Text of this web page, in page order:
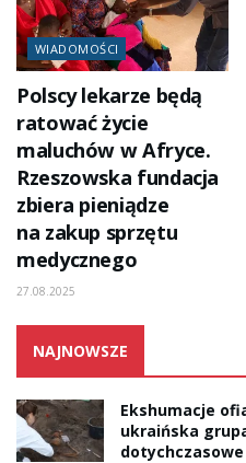
WIADOMOŚCI
Polscy lekarze będą
ratować życie
maluchów w Afryce.
Rzeszowska fundacja
zbiera pieniądze
na zakup sprzętu
medycznego
27.08.2025
NAJNOWSZE
Ekshumacje
ukraińska